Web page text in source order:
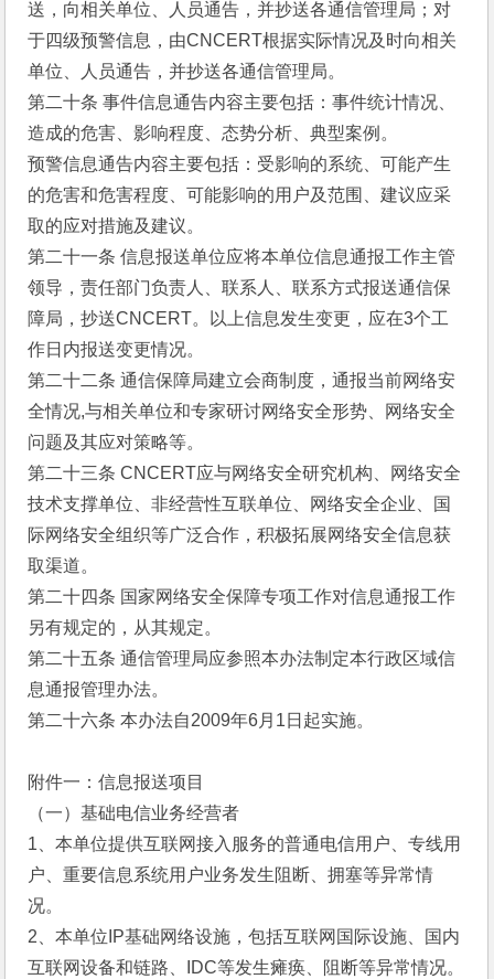
送，向相关单位、人员通告，并抄送各通信管理局；对
于四级预警信息，由CNCERT根据实际情况及时向相关
单位、人员通告，并抄送各通信管理局。
第二十条 事件信息通告内容主要包括：事件统计情况、
造成的危害、影响程度、态势分析、典型案例。
预警信息通告内容主要包括：受影响的系统、可能产生
的危害和危害程度、可能影响的用户及范围、建议应采
取的应对措施及建议。
第二十一条 信息报送单位应将本单位信息通报工作主管
领导，责任部门负责人、联系人、联系方式报送通信保
障局，抄送CNCERT。以上信息发生变更，应在3个工
作日内报送变更情况。
第二十二条 通信保障局建立会商制度，通报当前网络安
全情况,与相关单位和专家研讨网络安全形势、网络安全
问题及其应对策略等。
第二十三条 CNCERT应与网络安全研究机构、网络安全
技术支撑单位、非经营性互联单位、网络安全企业、国
际网络安全组织等广泛合作，积极拓展网络安全信息获
取渠道。
第二十四条 国家网络安全保障专项工作对信息通报工作
另有规定的，从其规定。
第二十五条 通信管理局应参照本办法制定本行政区域信
息通报管理办法。
第二十六条 本办法自2009年6月1日起实施。
附件一：信息报送项目
（一）基础电信业务经营者
1、本单位提供互联网接入服务的普通电信用户、专线用
户、重要信息系统用户业务发生阻断、拥塞等异常情
况。
2、本单位IP基础网络设施，包括互联网国际设施、国内
互联网设备和链路、IDC等发生瘫痪、阻断等异常情况。